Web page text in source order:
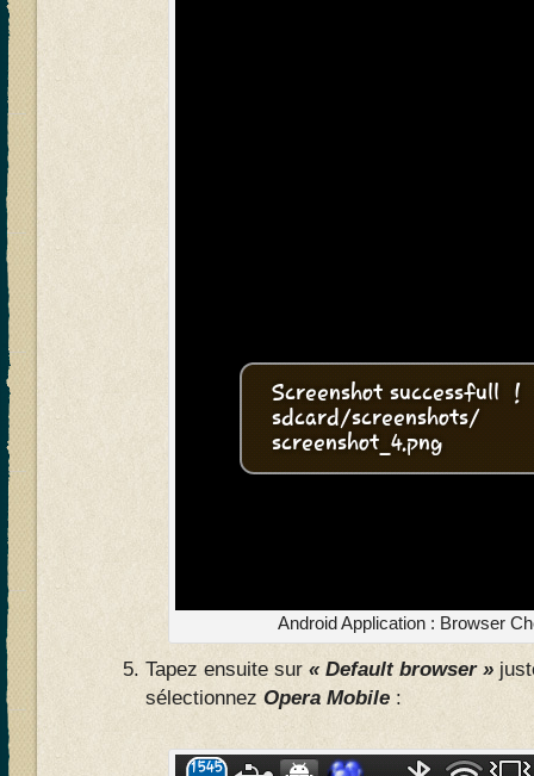
Android Application : Browser
Tapez ensuite sur « Default browser »
sélectionnez Opera Mobile :